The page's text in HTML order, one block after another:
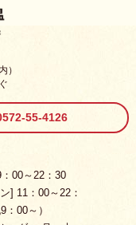
）
55-4126
00～22：30
] 11：00～22：
：00～）